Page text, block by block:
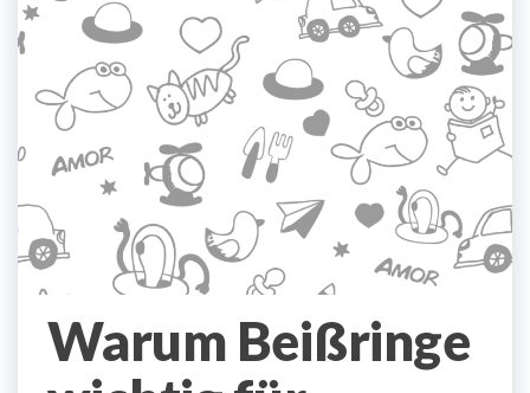
Warum Beißringe